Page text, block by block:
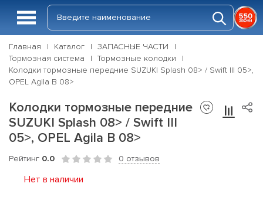
Главная Каталог
ЗАПАСНЫЕ ЧАСТИ
Тормозная система
Тормозные колодки
Колодки тормозные передние SUZUKI Splash 08> / Swift III 05>,
OPEL Agila B 08>
Колодки тормозные передние
SUZUKI Splash 08> / Swift III
05>, OPEL Agila B 08>
Рейтинг 0.0 0 отзывов
Нет в наличии